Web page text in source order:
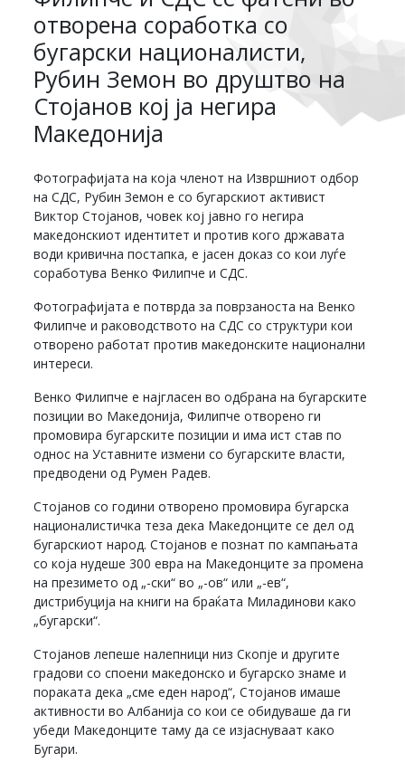
отворена соработка со
бугарски националисти,
Рубин Земон во друштво на
Стојанов кој ја негира
Македонија
Фотографијата на која членот на Извршниот одбор
на СДС, Рубин Земон е со бугарскиот активист
Виктор Стојанов, човек кој јавно го негира
македонскиот идентитет и против кого државата
води кривична постапка, е јасен доказ со кои луѓе
соработува Венко Филипче и СДС.
Фотографијата е потврда за поврзаноста на Венко
Филипче и раководството на СДС со структури кои
отворено работат против македонските национални
интереси.
Венко Филипче е најгласен во одбрана на бугарските
позиции во Македонија, Филипче отворено ги
промовира бугарските позиции и има ист став по
однос на Уставните измени со бугарските власти,
предводени од Румен Радев.
Стојанов со години отворено промовира бугарска
националистичка теза дека Македонците се дел од
бугарскиот народ. Стојанов е познат по кампањата
со која нудеше 300 евра на Македонците за промена
на презимето од „-ски“ во „-ов“ или „-ев“,
дистрибуција на книги на браќата Миладинови како
„бугарски“.
Стојанов лепеше налепници низ Скопје и другите
градови со споени македонско и бугарско знаме и
пораката дека „сме еден народ“, Стојанов имаше
активности во Албанија со кои се обидуваше да ги
убеди Македонците таму да се изјаснуваат како
Бугари.